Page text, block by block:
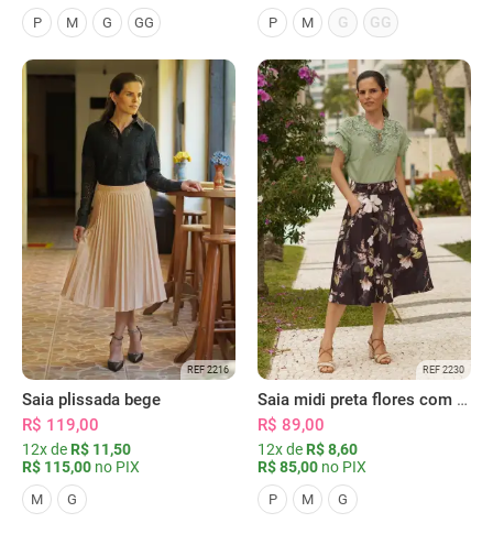
P M G GG P M G GG
REF 2216
Saia plissada bege
R$ 119,00
12x de R$ 11,50
R$ 115,00 no PIX
M G
REF 2230
Saia midi preta flores com bolsos
R$ 89,00
12x de R$ 8,60
R$ 85,00 no PIX
P M G